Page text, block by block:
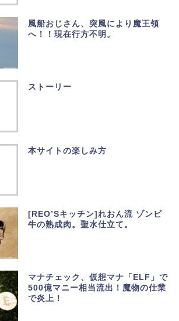
風船おじさん、突風により魔王領
へ！！現在行方不明。
ストーリー
本サイトの楽しみ方
[REO’Sキッチン]れおん流 ゾンビ
牛の熟成肉。聖水仕立て。
マナチェック、仮想マナ「ELF」で
500億マニー相当流出！魔物の仕業
で炎上！